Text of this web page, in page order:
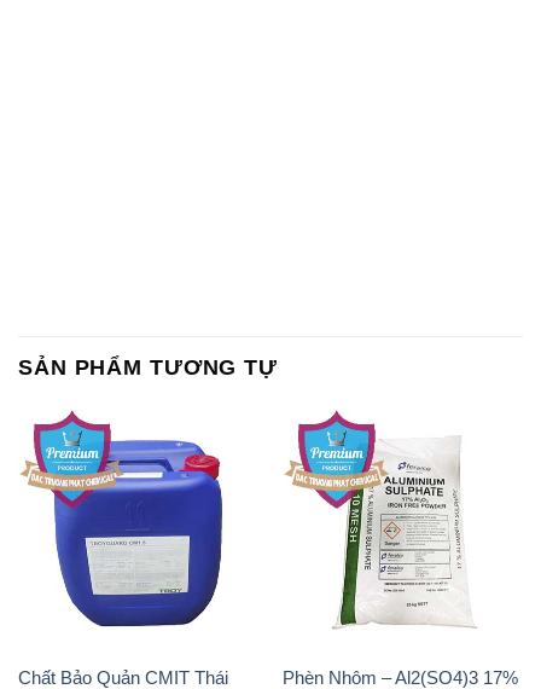
Chất Bảo Quản CMIT Thái
Lan Thailand
Phèn Nhôm – Al2(SO4)3 17%
Ấn Độ India